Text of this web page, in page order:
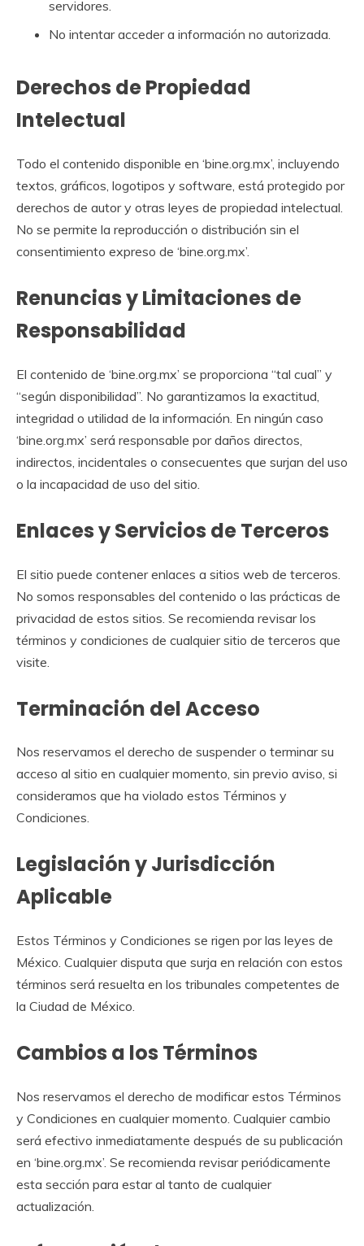
servidores.
No intentar acceder a información no autorizada.
Derechos de Propiedad
Intelectual
Todo el contenido disponible en ‘bine.org.mx’, incluyendo
textos, gráficos, logotipos y software, está protegido por
derechos de autor y otras leyes de propiedad intelectual.
No se permite la reproducción o distribución sin el
consentimiento expreso de ‘bine.org.mx’.
Renuncias y Limitaciones de
Responsabilidad
El contenido de ‘bine.org.mx’ se proporciona “tal cual” y
“según disponibilidad”. No garantizamos la exactitud,
integridad o utilidad de la información. En ningún caso
‘bine.org.mx’ será responsable por daños directos,
indirectos, incidentales o consecuentes que surjan del uso
o la incapacidad de uso del sitio.
Enlaces y Servicios de Terceros
El sitio puede contener enlaces a sitios web de terceros.
No somos responsables del contenido o las prácticas de
privacidad de estos sitios. Se recomienda revisar los
términos y condiciones de cualquier sitio de terceros que
visite.
Terminación del Acceso
Nos reservamos el derecho de suspender o terminar su
acceso al sitio en cualquier momento, sin previo aviso, si
consideramos que ha violado estos Términos y
Condiciones.
Legislación y Jurisdicción
Aplicable
Estos Términos y Condiciones se rigen por las leyes de
México. Cualquier disputa que surja en relación con estos
términos será resuelta en los tribunales competentes de
la Ciudad de México.
Cambios a los Términos
Nos reservamos el derecho de modificar estos Términos
y Condiciones en cualquier momento. Cualquier cambio
será efectivo inmediatamente después de su publicación
en ‘bine.org.mx’. Se recomienda revisar periódicamente
esta sección para estar al tanto de cualquier
actualización.